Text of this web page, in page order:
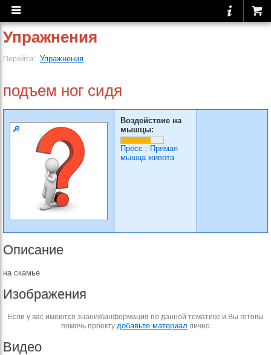
Упражнения
Перейти: Упражнения
подъем ног сидя
Воздействие на
мышцы:
Пресс : Прямая
мышца живота
Описание
на скамье
Изображения
Если у вас имеются знания\информация по данной тематике и Вы готовы
помочь проекту добавьте материал лично
Видео